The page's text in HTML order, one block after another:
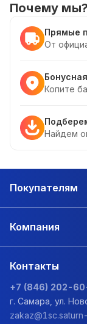
Почему мы?
Прямые
От
Копите
Найдем
Покупателям
Компания
Контакты
+7 (846) 202-
г. Самара, ул.